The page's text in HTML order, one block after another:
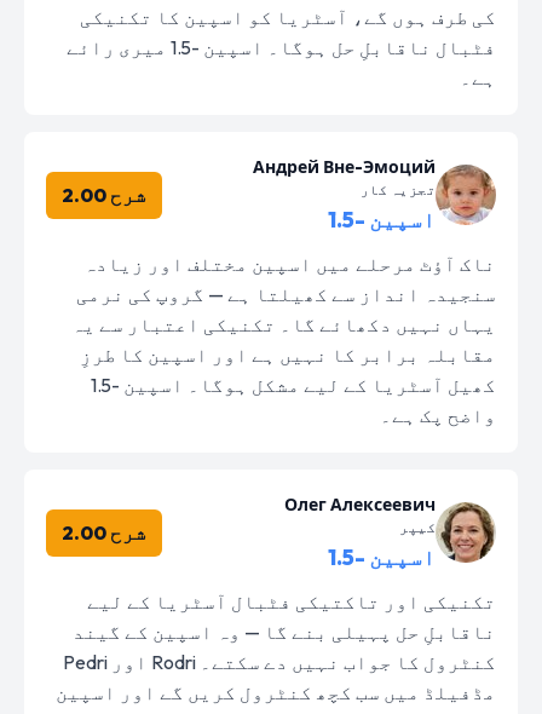
کی طرف ہوں گے، آسٹریا کو اسپین کا تکنیکی
فٹبال ناقابلِ حل ہوگا۔ اسپین -1.5 میری رائے
ہے۔
Андрей Вне-Эмоций
تجزیہ کار
اسپین -1.5
شرح 2.00
ناک آؤٹ مرحلے میں اسپین مختلف اور زیادہ
سنجیدہ انداز سے کھیلتا ہے — گروپ کی نرمی
یہاں نہیں دکھائے گا۔ تکنیکی اعتبار سے یہ
مقابلہ برابر کا نہیں ہے اور اسپین کا طرزِ
کھیل آسٹریا کے لیے مشکل ہوگا۔ اسپین -1.5
واضح پک ہے۔
Олег Алексеевич
کیپر
اسپین -1.5
شرح 2.00
تکنیکی اور تاکتیکی فٹبال آسٹریا کے لیے
ناقابلِ حل پہیلی بنے گا — وہ اسپین کے گیند
کنٹرول کا جواب نہیں دے سکتے۔ Rodri اور Pedri
مڈفیلڈ میں سب کچھ کنٹرول کریں گے اور اسپین